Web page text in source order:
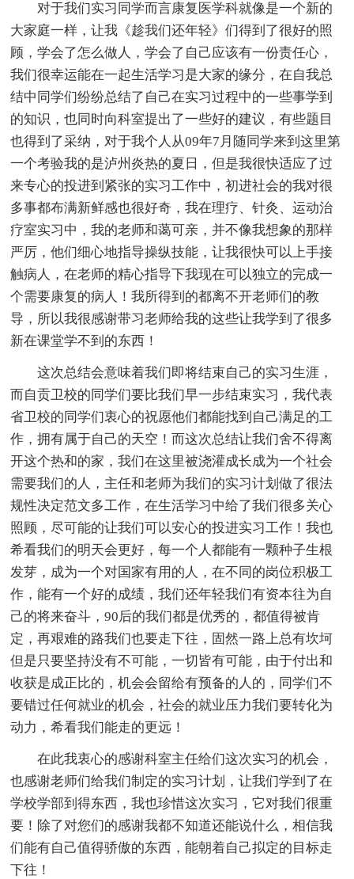
对于我们实习同学而言康复医学科就像是一个新的
大家庭一样，让我《趁我们还年轻》们得到了很好的照
顾，学会了怎么做人，学会了自己应该有一份责任心，
我们很幸运能在一起生活学习是大家的缘分，在自我总
结中同学们纷纷总结了自己在实习过程中的一些事学到
的知识，也同时向科室提出了一些好的建议，有些题目
也得到了采纳，对于我个人从09年7月随同学来到这里第
一个考验我的是泸州炎热的夏日，但是我很快适应了过
来专心的投进到紧张的实习工作中，初进社会的我对很
多事都布满新鲜感也很好奇，我在理疗、针灸、运动治
疗室实习中，我的老师和蔼可亲，并不像我想象的那样
严厉，他们细心地指导操纵技能，让我很快可以上手接
触病人，在老师的精心指导下我现在可以独立的完成一
个需要康复的病人！我所得到的都离不开老师们的教
导，所以我很感谢带习老师给我的这些让我学到了很多
新在课堂学不到的东西！
这次总结会意味着我们即将结束自己的实习生涯，
而自贡卫校的同学们要比我们早一步结束实习，我代表
省卫校的同学们衷心的祝愿他们都能找到自己满足的工
作，拥有属于自己的天空！而这次总结让我们舍不得离
开这个热和的家，我们在这里被浇灌成长成为一个社会
需要我们的人，主任和老师为我们的实习计划做了很法
规性决定范文多工作，在生活学习中给了我们很多关心
照顾，尽可能的让我们可以安心的投进实习工作！我也
希看我们的明天会更好，每一个人都能有一颗种子生根
发芽，成为一个对国家有用的人，在不同的岗位积极工
作，能有一个好的成绩，我们还年轻我们有资本往为自
己的将来奋斗，90后的我们都是优秀的，都值得被肯
定，再艰难的路我们也要走下往，固然一路上总有坎坷
但是只要坚持没有不可能，一切皆有可能，由于付出和
收获是成正比的，机会会留给有预备的人的，同学们不
要错过任何就业的机会，社会的就业压力我们要转化为
动力，希看我们能走的更远！
在此我衷心的感谢科室主任给们这次实习的机会，
也感谢老师们给我们制定的实习计划，让我们学到了在
学校学部到得东西，我也珍惜这次实习，它对我们很重
要！除了对您们的感谢我都不知道还能说什么，相信我
们能有自己值得骄傲的东西，能朝着自己拟定的目标走
下往！